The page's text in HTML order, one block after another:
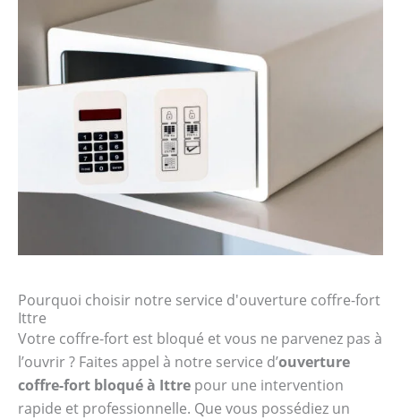
Pourquoi choisir notre service d'ouverture coffre-fort
Ittre
Votre coffre-fort est bloqué et vous ne parvenez pas à
l’ouvrir ? Faites appel à notre service d’ouverture
coffre-fort bloqué à Ittre pour une intervention
rapide et professionnelle. Que vous possédiez un